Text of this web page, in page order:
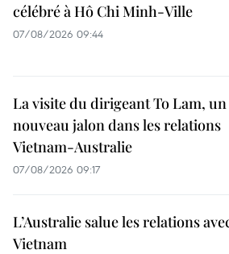
célébré à Hô Chi Minh-Ville
07/08/2026 09:44
La visite du dirigeant To Lam, un
nouveau jalon dans les relations
Vietnam-Australie
07/08/2026 09:17
L’Australie salue les relations
Vietnam